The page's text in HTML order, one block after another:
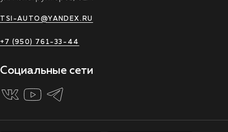
TSI-AUTO@YANDEX.RU
+7 (950) 761-33-44
Социальные сети